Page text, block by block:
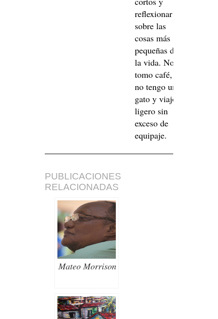
reflexionar
sobre las
cosas más
pequeñas de
la vida. No
tomo café,
no tengo un
gato y viajo
ligero sin
exceso de
equipaje.
PUBLICACIONES
RELACIONADAS
Mateo Morrison